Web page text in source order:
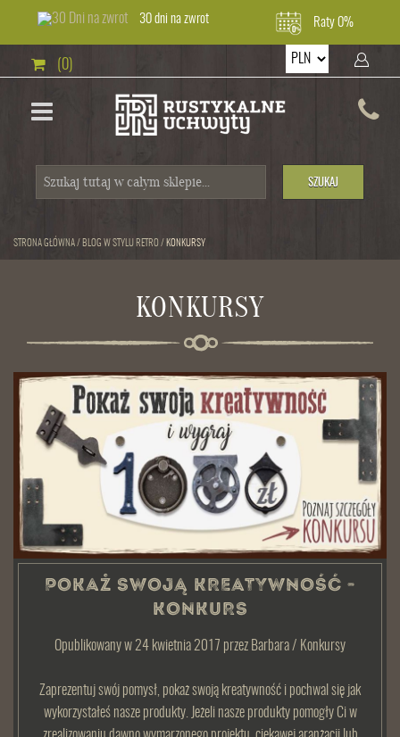
30 dni na zwrot Raty 0%
(0)
SZUKAJ
STRONA GŁÓWNA/ BLOG W STYLU RETRO / KONKURSY
KONKURSY
POKAŻ SWOJĄ KREATYWNOŚĆ -
KONKURS
Opublikowany w 24 kwietnia 2017 przez Barbara/ Konkursy
Zaprezentuj swój pomysł, pokaż swoją kreatywność i pochwal się jak
wykorzystałeś nasze produkty. Jeżeli nasze produkty pomogły Ci w